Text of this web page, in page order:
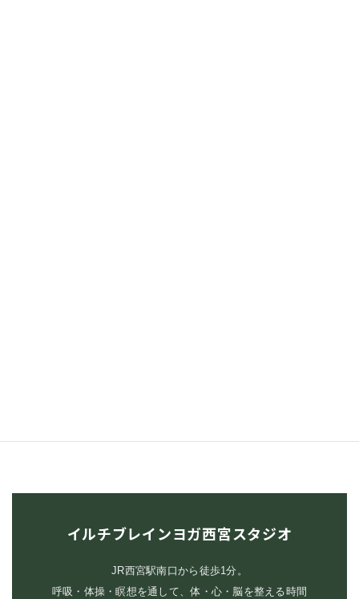
イルチブレインヨガ西宮スタジオ
JR西宮駅南口から徒歩1分。
呼吸・体操・瞑想を通して、体・心・脳を整える時間